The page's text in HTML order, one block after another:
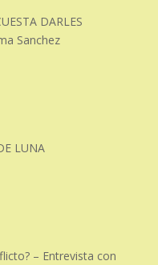
DARLES
Sanchez
LUNA
– Entrevista con